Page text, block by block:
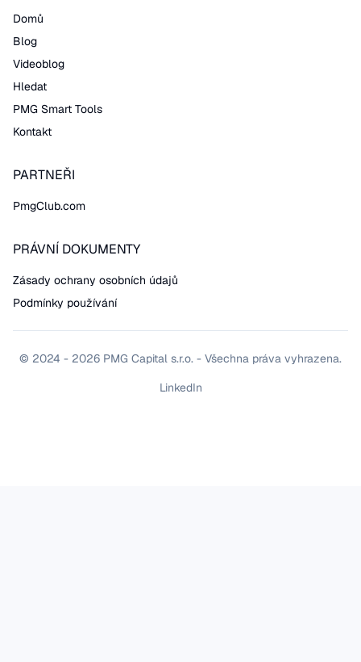
Domů
Blog
Videoblog
Hledat
PMG Smart Tools
Kontakt
PARTNEŘI
PmgClub.com
PRÁVNÍ DOKUMENTY
Zásady ochrany osobních údajů
Podmínky používání
© 2024 - 2026 PMG Capital s.r.o. - Všechna práva vyhrazena.
LinkedIn